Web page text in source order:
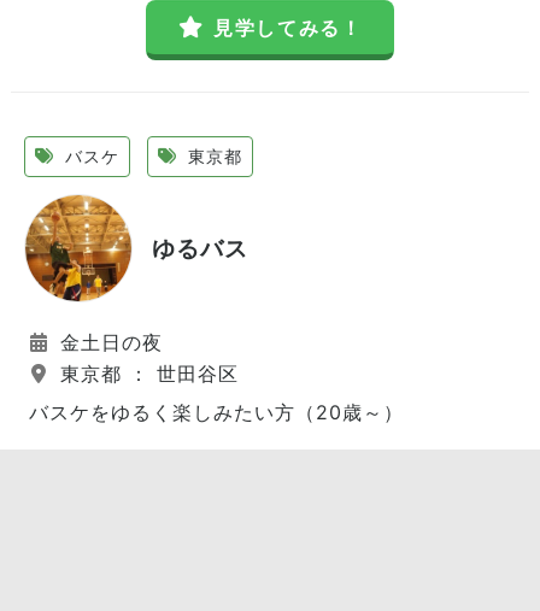
見学してみる！
バスケ 東京都
ゆるバス
金土日の夜
東京都 ： 世田谷区
バスケをゆるく楽しみたい方（20歳～）